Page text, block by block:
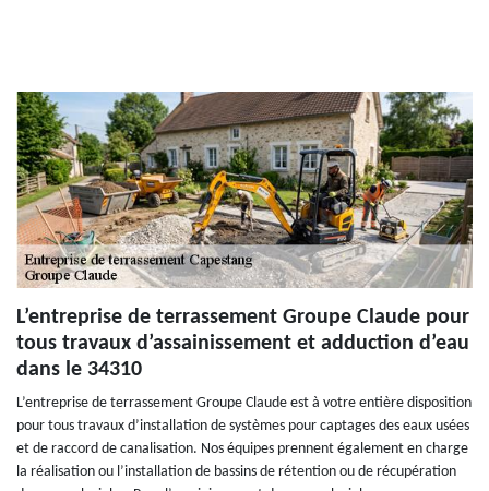
L’entreprise de terrassement Groupe Claude pour
tous travaux d’assainissement et adduction d’eau
dans le 34310
L’entreprise de terrassement Groupe Claude est à votre entière disposition
pour tous travaux d’installation de systèmes pour captages des eaux usées
et de raccord de canalisation. Nos équipes prennent également en charge
la réalisation ou l’installation de bassins de rétention ou de récupération